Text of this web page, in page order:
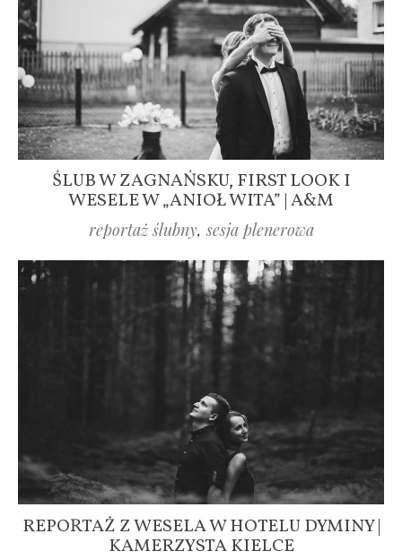
ŚLUB W ZAGNAŃSKU, FIRST LOOK I
WESELE W „ANIOŁ WITA” | A&M
reportaż ślubny,sesja plenerowa
REPORTAŻ Z WESELA W HOTELU DYMINY |
KAMERZYSTA KIELCE